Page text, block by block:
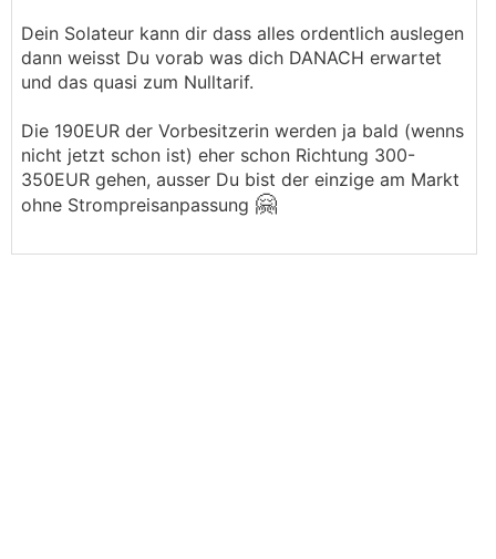
Dein Solateur kann dir dass alles ordentlich auslegen
dann weisst Du vorab was dich DANACH erwartet
und das quasi zum Nulltarif.
Die 190EUR der Vorbesitzerin werden ja bald (wenns
nicht jetzt schon ist) eher schon Richtung 300-
350EUR gehen, ausser Du bist der einzige am Markt
ohne Strompreisanpassung 🤗